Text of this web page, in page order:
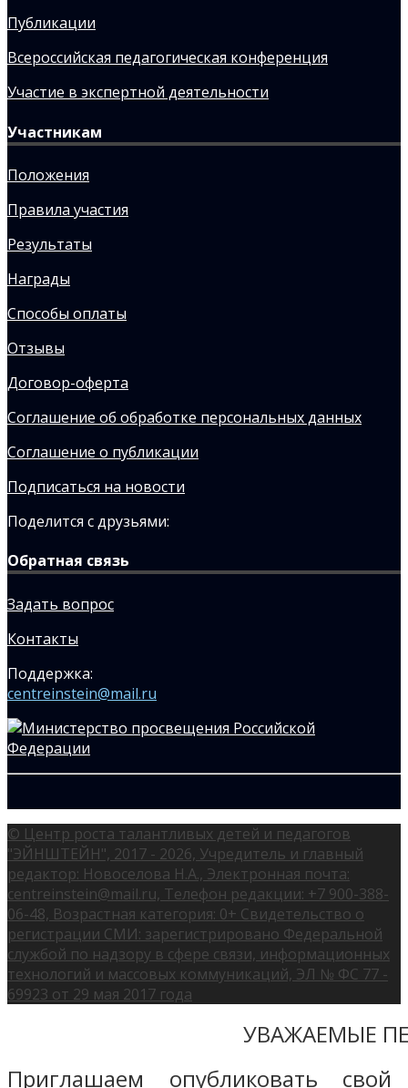
Публикации
Всероссийская педагогическая конференция
Участие в экспертной деятельности
Участникам
Положения
Правила участия
Результаты
Награды
Способы оплаты
Отзывы
Договор-оферта
Соглашение об обработке персональных данных
Соглашение о публикации
Подписаться на новости
Поделится с друзьями:
Обратная связь
Задать вопрос
Контакты
Поддержка:
centreinstein@mail.ru
© Центр роста талантливых детей и педагогов
"ЭЙНШТЕЙН", 2017 - 2026, Учредитель и главный
редактор: Новоселова Н.А., Электронная почта:
centreinstein@mail.ru, Телефон редакции: +7 900-388-
06-48, Возрастная категория: 0+ Свидетельство о
регистрации СМИ: зарегистрировано Федеральной
службой по надзору в сфере связи, информационных
технологий и массовых коммуникаций, ЭЛ № ФС 77 -
69923 от 29 мая 2017 года
УВАЖАЕМЫЕ
Приглашаем опубликовать